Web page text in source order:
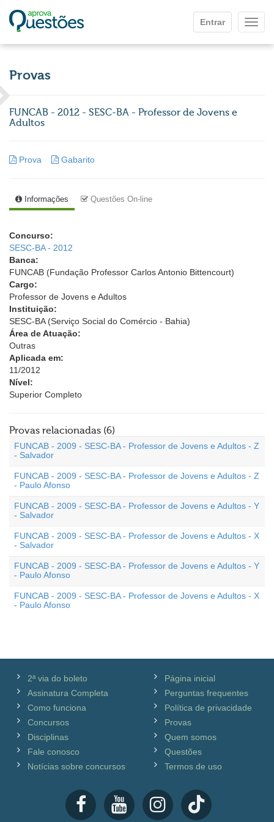
Entrar
Provas
FUNCAB - 2012 - SESC-BA - Professor de Jovens e
Adultos
Prova Gabarito
Informações Questões On-line
Concurso:
SESC-BA - 2012
Banca:
FUNCAB (Fundação Professor Carlos Antonio Bittencourt)
Cargo:
Professor de Jovens e Adultos
Instituição:
SESC-BA (Serviço Social do Comércio - Bahia)
Área de Atuação:
Outras
Aplicada em:
11/2012
Nível:
Superior Completo
Provas relacionadas (6)
FUNCAB - 2009 - SESC-BA - Professor de Jovens e Adultos - Z
- Salvador
FUNCAB - 2009 - SESC-BA - Professor de Jovens e Adultos - Z
- Paulo Afonso
FUNCAB - 2009 - SESC-BA - Professor de Jovens e Adultos - Y
- Salvador
FUNCAB - 2009 - SESC-BA - Professor de Jovens e Adultos - X
- Salvador
FUNCAB - 2009 - SESC-BA - Professor de Jovens e Adultos - Y
- Paulo Afonso
FUNCAB - 2009 - SESC-BA - Professor de Jovens e Adultos - X
- Paulo Afonso
2ª via do boleto
Assinatura Completa
Como funciona
Concursos
Disciplinas
Fale conosco
Notícias sobre concursos
Página inicial
Perguntas frequentes
Política de privacidade
Provas
Quem somos
Questões
Termos de uso